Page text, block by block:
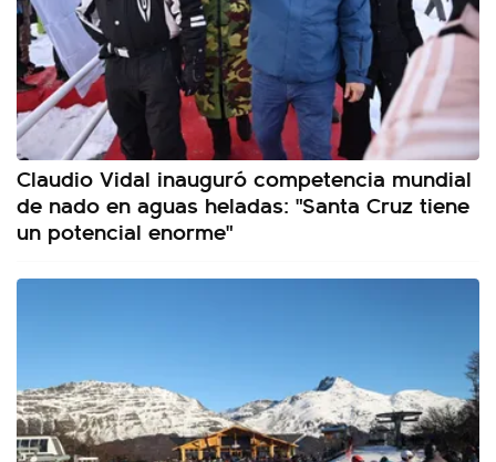
Claudio Vidal inauguró competencia mundial
de nado en aguas heladas: "Santa Cruz tiene
un potencial enorme"